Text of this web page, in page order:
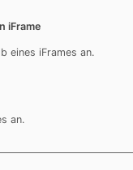
Hawelti e.V.
dem
und hoffentlich
für das Projekt trägt!
Muslime, Bahai,
iFrame
eines iFrames an.
an.